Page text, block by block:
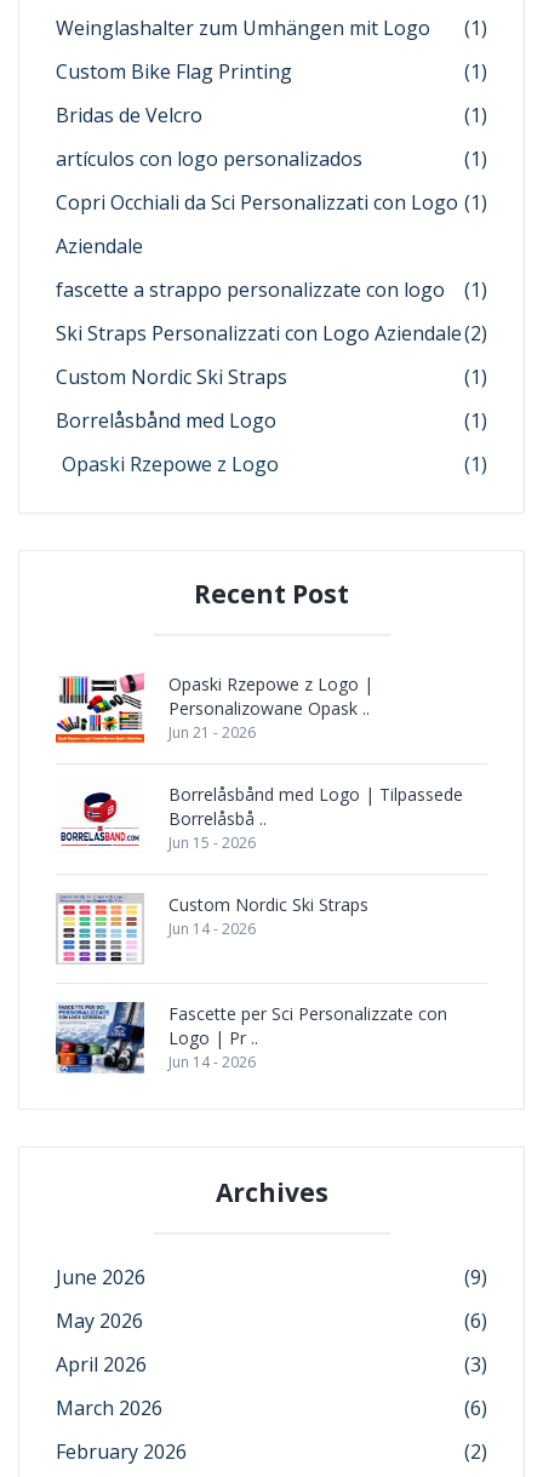
Weinglashalter zum Umhängen mit Logo
(1)
Custom Bike Flag Printing
(1)
Bridas de Velcro
(1)
artículos con logo personalizados
(1)
Copri Occhiali da Sci Personalizzati con Logo
Aziendale
(1)
fascette a strappo personalizzate con logo
(1)
Ski Straps Personalizzati con Logo Aziendale(2)
Custom Nordic Ski Straps
(1)
Borrelåsbånd med Logo
(1)
Opaski Rzepowe z Logo
(1)
Recent Post
Opaski Rzepowe z Logo |
Personalizowane Opask ..
Jun 21 - 2026
Borrelåsbånd med Logo | Tilpassede
Borrelåsbå ..
Jun 15 - 2026
Custom Nordic Ski Straps
Jun 14 - 2026
Fascette per Sci Personalizzate con
Logo | Pr ..
Jun 14 - 2026
Archives
June 2026
(9)
May 2026
(6)
April 2026
(3)
March 2026
(6)
February 2026
(2)